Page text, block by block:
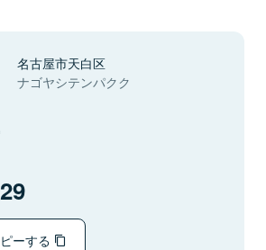
名古屋市天白区
ナゴヤシテンパクク
ーする